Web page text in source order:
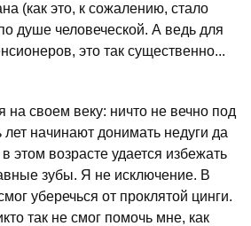
(как это, к сожалению, стало
душе человеческой. А ведь для
это так существенно...
на своем веку: ничто не вечно под
лет начинают донимать недуги да
этом возрасте удается избежать
зубы. Я не исключение. В
уберечься от проклятой цинги.
так не смог помочь мне, как